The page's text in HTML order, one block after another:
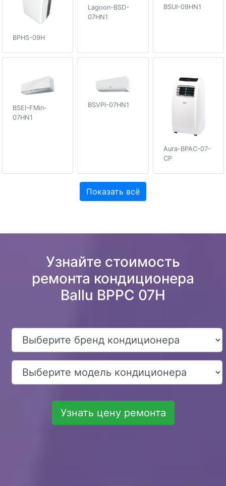
BPHS-09H
Lagoon-BSD-
07HN1
BSUI-09HN1
BSEI-FMin-
07HN1
BSVPI-07HN1
Aura-BPAC-07-
CP
Показать всё
Узнайте стоимость
ремонта кондиционера
Ballu BPPC 07H
Узнать цену ремонта